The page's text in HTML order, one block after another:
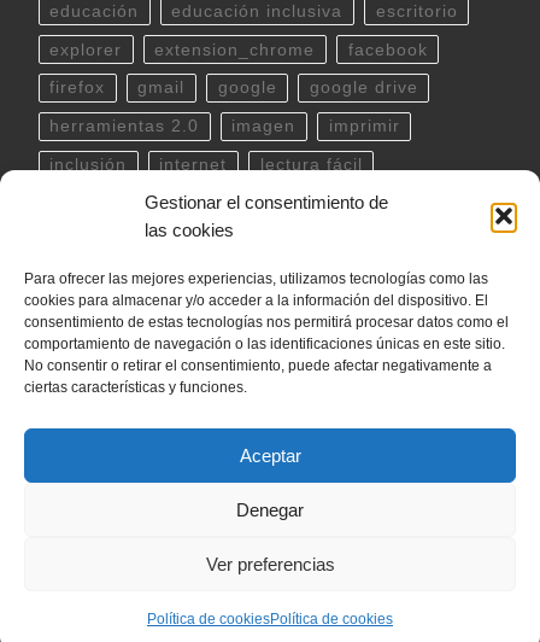
Gestionar el consentimiento de
las cookies
Para ofrecer las mejores experiencias, utilizamos tecnologías como las
cookies para almacenar y/o acceder a la información del dispositivo. El
consentimiento de estas tecnologías nos permitirá procesar datos como el
comportamiento de navegación o las identificaciones únicas en este sitio.
No consentir o retirar el consentimiento, puede afectar negativamente a
ciertas características y funciones.
Aceptar
Denegar
Ver preferencias
Política de cookiesPolítica de cookies
educación educación inclusiva escritorio
explorer extension_chrome facebook
firefox gmail google google drive
herramientas 2.0 imagen imprimir
inclusión internet lectura fácil
linux musica outlook
powerpoint scratch
teclado Telegram terminal twitter
ubuntu video WhatsApp windows
word YouTube
– Todos los derechos reservados